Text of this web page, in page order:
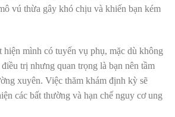
vú thừa gây khó chịu và khiến bạn kém
hiện mình có tuyến vụ phụ, mặc dù không
trị nhưng quan trọng là bạn nên tầm
xuyên. Việc thăm khám định kỳ sẽ
các bất thường và hạn chế nguy cơ ung